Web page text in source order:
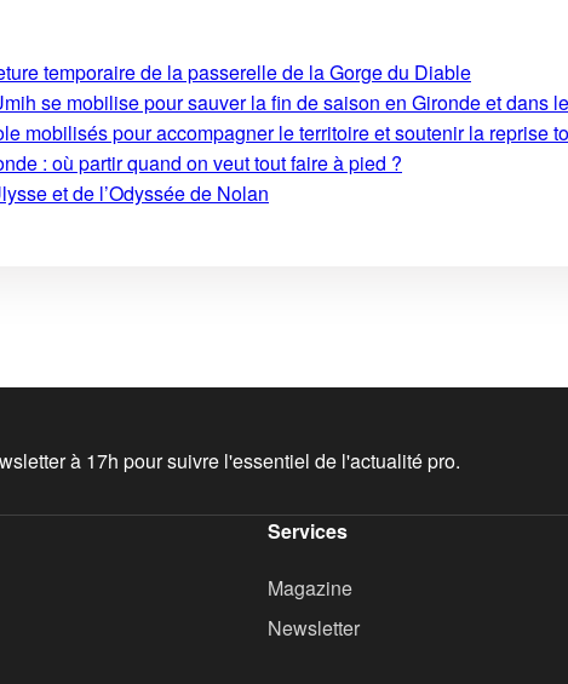
temporaire de la passerelle de la Gorge du Diable
se mobilise pour sauver la fin de saison en Gironde et dans
mobilisés pour accompagner le territoire et soutenir la reprise
: où partir quand on veut tout faire à pied ?
et de l’Odyssée de Nolan
à 17h pour suivre l'essentiel de l'actualité pro.
Services
Magazine
Newsletter